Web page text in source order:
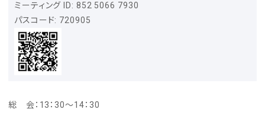
ミーティング ID: 852 5066 7930
パスコード: 720905
総 会：13：30～14：30